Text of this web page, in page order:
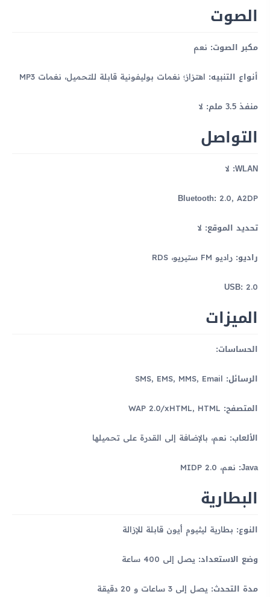
الصوت
مكبر الصوت: نعم
أنواع التنبيه: اهتزاز؛ نغمات بوليفونية قابلة للتحميل، نغمات MP3
منفذ 3.5 ملم: لا
التواصل
WLAN: لا
Bluetooth: 2.0, A2DP
تحديد الموقع: لا
راديو: راديو FM ستيريو، RDS
USB: 2.0
الميزات
الحساسات:
الرسائل:
المتصفح:
الألعاب: نعم، بالإضافة إلى القدرة على تحميلها
Java: نعم، MIDP 2.0
البطارية
النوع: بطارية ليثيوم أيون قابلة للإزالة
وضع الاستعداد: يصل إلى 400 ساعة
مدة التحدث: يصل إلى 3 ساعات و 20 دقيقة